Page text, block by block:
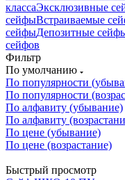
классаЭксклюзивные
сейфыВстраиваемые
сейфыДепозитные
сейфов
Фильтр
По умолчанию
По популярности
По популярности
По алфавиту (убывание)
По алфавиту
По цене (убывание)
По цене (возрастание)
Быстрый просмотр